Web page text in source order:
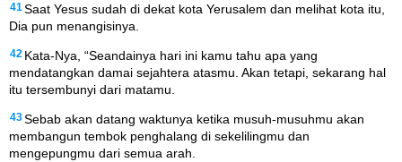
41 Saat Yesus sudah di dekat kota Yerusalem dan melihat kota itu,
Dia pun menangisinya.
42 Kata-Nya, “Seandainya hari ini kamu tahu apa yang
mendatangkan damai sejahtera atasmu. Akan tetapi, sekarang hal
itu tersembunyi dari matamu.
43Sebab akan datang waktunya ketika musuh-musuhmu akan
membangun tembok penghalang di sekelilingmu dan
mengepungmu dari semua arah.